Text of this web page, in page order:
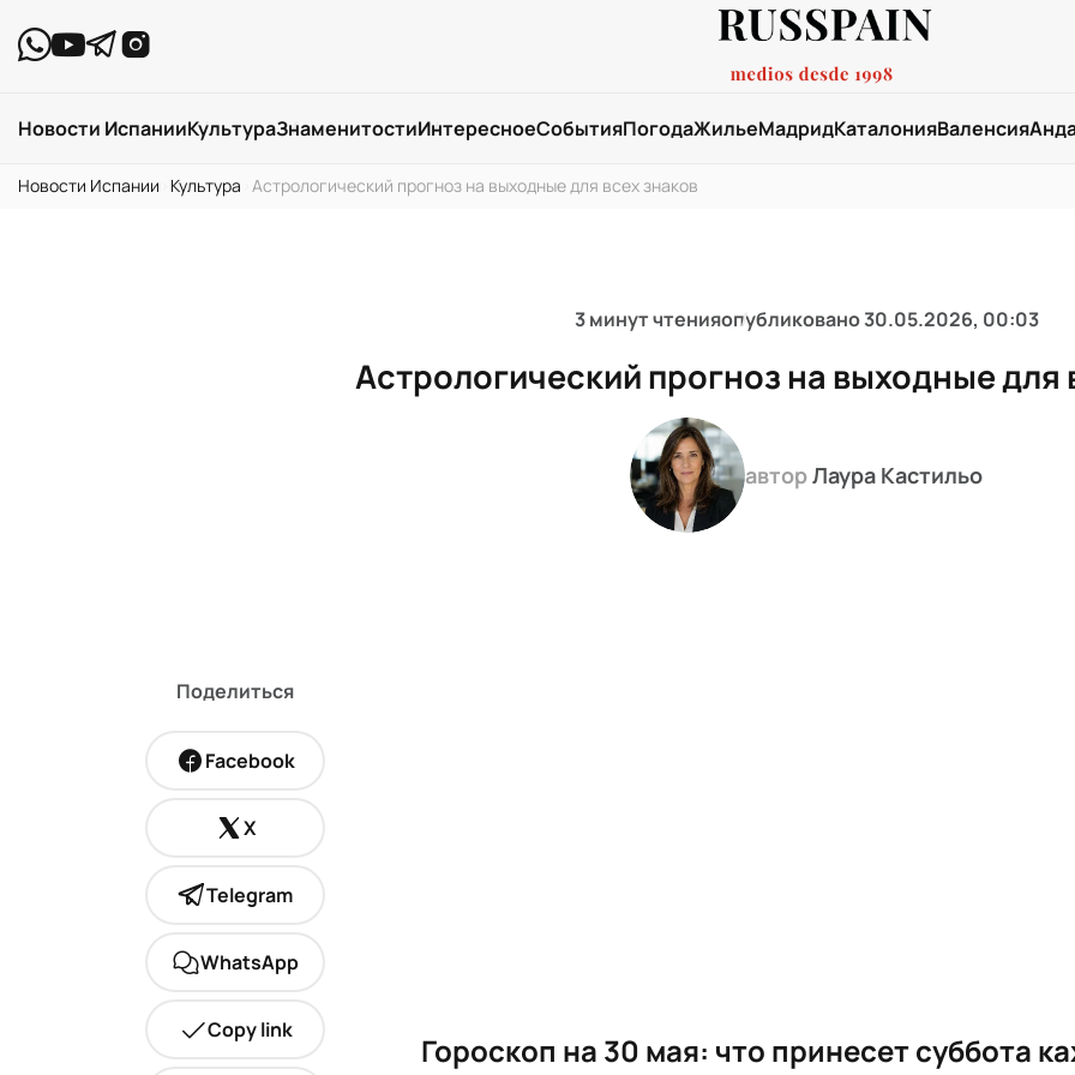
Новости ИспанииКультураЗнаменитостиИнтересноеСобытияПогодаЖильеМадридКаталонияВаленсия
Новости Испании Культура Астрологический прогноз на выходные для всех знаков
3 минут чтенияопубликовано30.05.2026, 00:03
Астрологический прогноз на выходные для
авторЛаура Кастильо
Поделиться
Facebook
X
Telegram
WhatsApp
Copy link
Гороскоп на 30 мая: что принесет суббота